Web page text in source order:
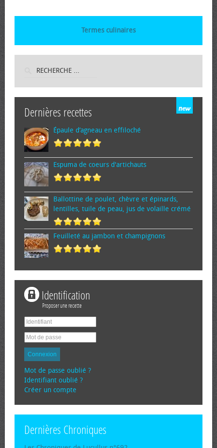
Termes culinaires
Dernières recettes
Épaule d’agneau en effiloché
Espuma de cœurs d'artichauts
Ballottine de poulet, chèvre et épinards,
lentilles, tuile de peau, jus de volaille crémé
Feuilleté au jambon et champignons
Identification
Proposer une recette
Connexion
Mot de passe oublié ?
Identifiant oublié ?
Créer un compte
Dernières Chroniques